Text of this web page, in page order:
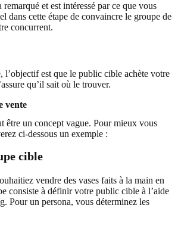
et est intéressé par ce que vous
dans cette étape de convaincre le groupe de
concurrent.
l’objectif est que le public cible achète votre
qu’il sait où le trouver.
vente
être un concept vague. Pour mieux vous
ci-dessous un exemple :
cible
vendre des vases faits à la main en
consiste à définir votre public cible à l’aide
Pour un persona, vous déterminez les